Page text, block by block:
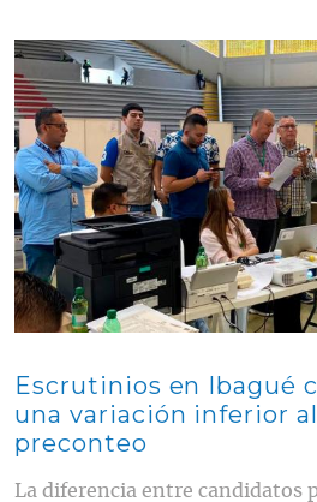
Contenido multimedia principal
Escrutinios en Ibagué
una variación inferior
preconteo
La diferencia entre candidatos